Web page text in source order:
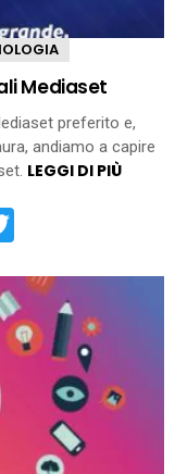
Mediaset
preferito e,
andiamo a capire
LEGGI DI PIÙ